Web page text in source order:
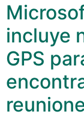
incluye
GPS